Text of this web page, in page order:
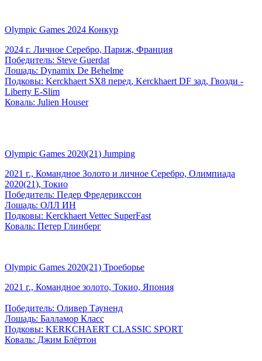
Olympic Games 2024 Конкур
2024 г. Личное Серебро, Париж, Франция
Победитель: Steve Guerdat
Лошадь: Dynamix De Behelme
Подковы: Kerckhaert SX8 перед, Kerckhaert DF зад, Гвозди -
Liberty E-Slim
Коваль: Julien Houser
Olympic Games 2020(21) Jumping
2021 г., Командное Золото и личное Серебро, Олимпиада
2020(21), Токио
Победитель: Педер Фредерикссон
Лошадь: ОЛЛ ИН
Подковы: Kerckhaert Vettec SuperFast
Коваль: Петер Глинберг
Olympic Games 2020(21) Троеборье
2021 г., Командное золото, Токио, Япония
Победитель: Оливер Тауненд
Лошадь: Балламор Класс
Подковы: KERKCHAERT CLASSIC SPORT
Коваль: Джим Блёртон